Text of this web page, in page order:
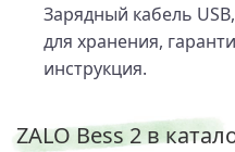
Зарядный кабель
для хранения,
инструкция.
ZALO Bess 2 в